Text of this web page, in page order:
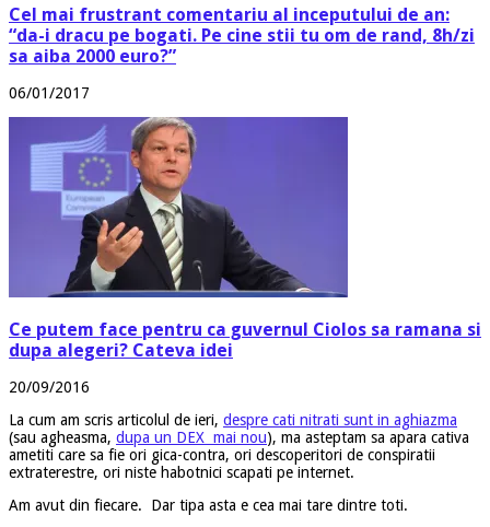
Cel mai frustrant comentariu al inceputului de an:
“da-i dracu pe bogati. Pe cine stii tu om de rand, 8h/zi
sa aiba 2000 euro?”
06/01/2017
Ce putem face pentru ca guvernul Ciolos sa ramana si
dupa alegeri? Cateva idei
20/09/2016
La cum am scris articolul de ieri, despre cati nitrati sunt in aghiazma
(sau agheasma, dupa un DEX mai nou), ma asteptam sa apara cativa
ametiti care sa fie ori gica-contra, ori descoperitori de conspiratii
extraterestre, ori niste habotnici scapati pe internet.
Am avut din fiecare. Dar tipa asta e cea mai tare dintre toti.